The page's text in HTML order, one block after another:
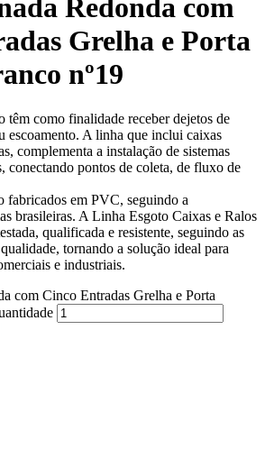
Redonda com
Grelha e Porta
nº19
têm como finalidade receber dejetos de
escoamento. A linha que inclui caixas
complementa a instalação de sistemas
conectando pontos de coleta, de fluxo de
fabricados em PVC, seguindo a
brasileiras. A Linha Esgoto Caixas e Ralos
qualificada e resistente, seguindo as
tornando a solução ideal para
e industriais.
com Cinco Entradas Grelha e Porta